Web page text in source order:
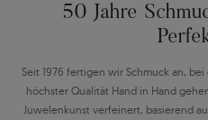
50 Jahre
Seit 1976 fertigen wir Schmuck an,
höchster Qualität Hand in Hand
Juwelenkunst verfeinert, basierend